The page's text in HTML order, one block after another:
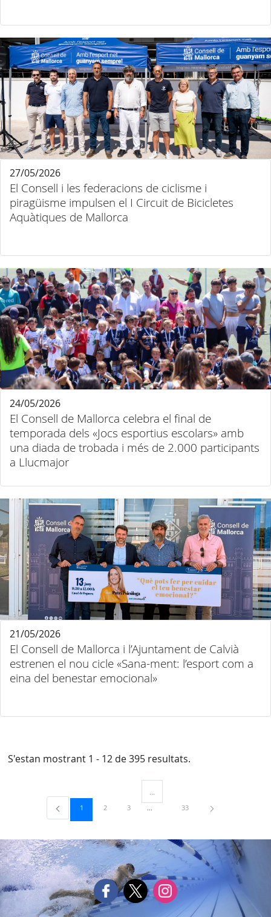
El Consell i les federacions de ciclisme i
piragüisme impulsen el I Circuit de Bicicletes
Aquàtiques de Mallorca
27/05/2026
El Consell de Mallorca celebra el final de
temporada dels «Jocs esportius escolars» amb
una diada de trobada i més de 2.000 participants
a Llucmajor
24/05/2026
El Consell de Mallorca i l’Ajuntament de Calvià
estrenen el nou cicle «Sana-ment: l’esport com a
eina del benestar emocional»
21/05/2026
S'estan mostrant 1 - 12 de 395 resultats.
Pàgina
1 Pàgina
2 Pàgina
3
Pàgines intermèdies Utilitzeu TAB per
Pàgina
33